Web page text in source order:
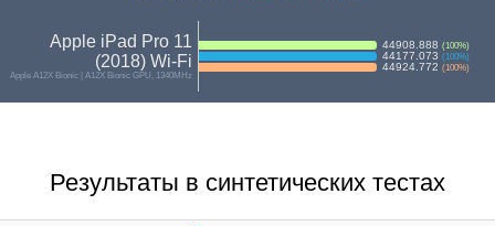
Apple iPad Pro 11
(2018) Wi-Fi
Apple A12X Bionic | A12X Bionic GPU, 1340MHz
44908.888 (100%)
44177.073 (100%)
44924.772 (100%)
Результаты в синтетических тестах